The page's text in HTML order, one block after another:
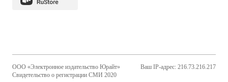
ООО «Электронное издательство Юрайт»
Свидетельство о регистрации СМИ 2020
Ваш IP-адрес: 216.73.216.217